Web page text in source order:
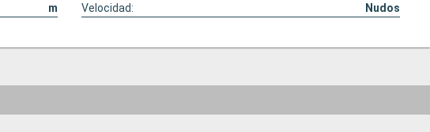
m Velocidad: Nudos